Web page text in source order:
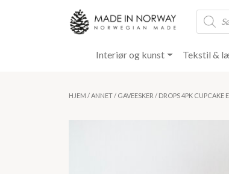
search
Interiør og kunst Tekstil &
HJEM /ANNET/ GAVEESKER / DROPS 4PK CUPCAKE